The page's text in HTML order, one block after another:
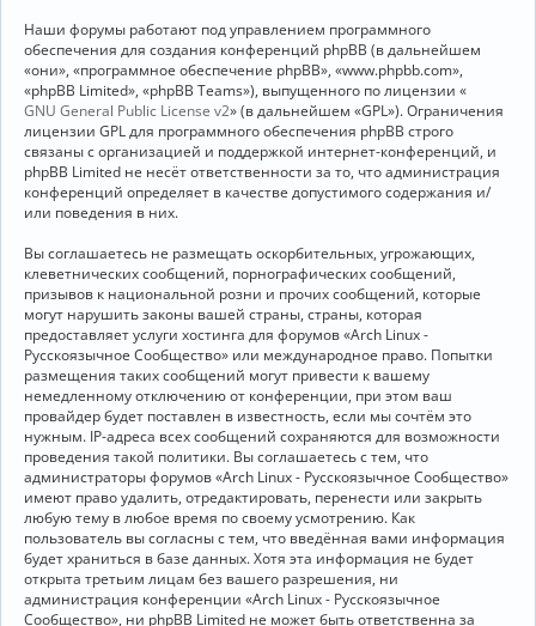
Наши форумы работают под управлением программного
обеспечения для создания конференций phpBB (в дальнейшем
«они», «программное обеспечение phpBB», «www.phpbb.com»,
«phpBB Limited», «phpBB Teams»), выпущенного по лицензии «
GNU General Public License v2» (в дальнейшем «GPL»). Ограничения
лицензии GPL для программного обеспечения phpBB строго
связаны с организацией и поддержкой интернет-конференций, и
phpBB Limited не несёт ответственности за то, что администрация
конференций определяет в качестве допустимого содержания и/
или поведения в них.
Вы соглашаетесь не размещать оскорбительных, угрожающих,
клеветнических сообщений, порнографических сообщений,
призывов к национальной розни и прочих сообщений, которые
могут нарушить законы вашей страны, страны, которая
предоставляет услуги хостинга для форумов «Arch Linux -
Русскоязычное Сообщество» или международное право. Попытки
размещения таких сообщений могут привести к вашему
немедленному отключению от конференции, при этом ваш
провайдер будет поставлен в известность, если мы сочтём это
нужным. IP-адреса всех сообщений сохраняются для возможности
проведения такой политики. Вы соглашаетесь с тем, что
администраторы форумов «Arch Linux - Русскоязычное Сообщество»
имеют право удалить, отредактировать, перенести или закрыть
любую тему в любое время по своему усмотрению. Как
пользователь вы согласны с тем, что введённая вами информация
будет храниться в базе данных. Хотя эта информация не будет
открыта третьим лицам без вашего разрешения, ни
администрация конференции «Arch Linux - Русскоязычное
Сообщество», ни phpBB Limited не может быть ответственна за